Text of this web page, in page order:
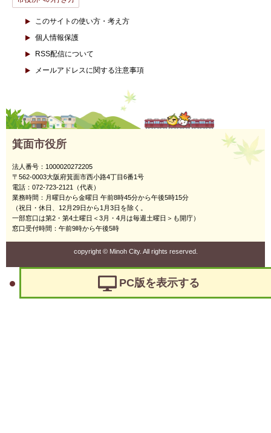
このサイトの使い方・考え方
個人情報保護
RSS配信について
メールアドレスに関する注意事項
箕面市役所
法人番号：1000020272205
〒562-0003大阪府箕面市西小路4丁目6番1号
電話：072-723-2121（代表）
業務時間：月曜日から金曜日 午前8時45分から午後5時15分
（祝日・休日、12月29日から1月3日を除く。
一部窓口は第2・第4土曜日＜3月・4月は毎週土曜日＞も開庁）
窓口受付時間：午前9時から午後5時
copyright ©Minoh City. All rights reserved.
PC版を表示する